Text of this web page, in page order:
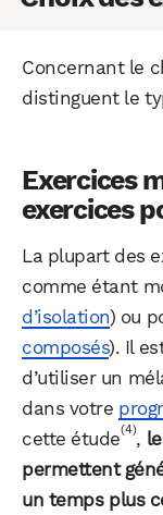
Concernant le
distinguent le
Exercices
exercices
La plupart des
comme étant
d’isolation) ou
composés). Il
d’utiliser un
dans votre
cette étude(4),
permettent
un temps plus